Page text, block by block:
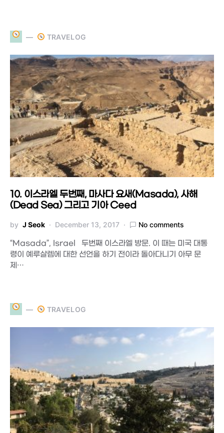
TRAVELOG
10. 이스라엘 두번째, 마사다 요새(Masada), 사해
(Dead Sea) 그리고 기아 Ceed
by J Seok December 13, 2017 No comments
“Masada”, Israel 두번째 이스라엘 방문. 이 때는 미국 대통
령이 예루살렘에 대한 선언을 하기 전이라 돌아다니기 아무 문
제…
TRAVELOG